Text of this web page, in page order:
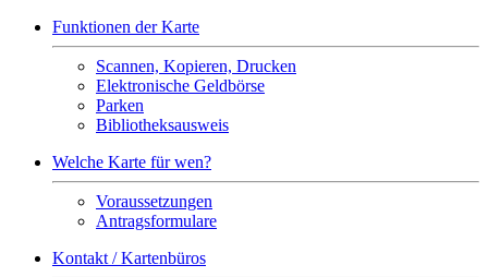
Funktionen der Karte
Scannen, Kopieren, Drucken
Elektronische Geldbörse
Parken
Bibliotheksausweis
Welche Karte für wen?
Voraussetzungen
Antragsformulare
Kontakt / Kartenbüros